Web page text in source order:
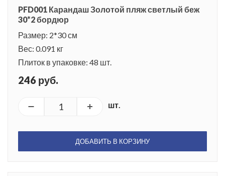
PFD001 Карандаш Золотой пляж светлый беж
30*2 бордюр
Размер: 2*30 см
Вес: 0.091 кг
Плиток в упаковке: 48 шт.
246 руб.
шт.
ДОБАВИТЬ В КОРЗИНУ